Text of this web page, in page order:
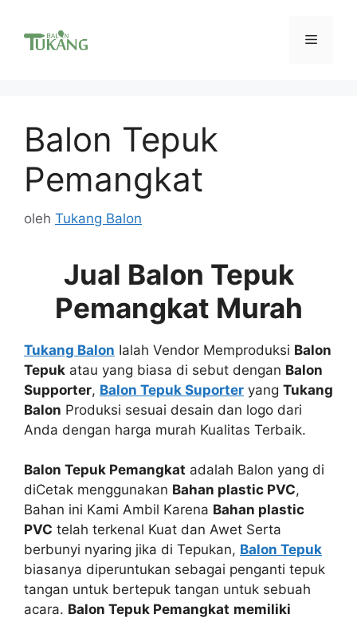
Menu
Balon Tepuk
Pemangkat
oleh Tukang Balon
Jual Balon Tepuk
Pemangkat Murah
Tukang Balon Ialah Vendor Memproduksi Balon
Tepuk atau yang biasa di sebut dengan Balon
Supporter, Balon Tepuk Suporter yang Tukang
Balon Produksi sesuai desain dan logo dari
Anda dengan harga murah Kualitas Terbaik.
Balon Tepuk Pemangkat adalah Balon yang di
diCetak menggunakan Bahan plastic PVC,
Bahan ini Kami Ambil Karena Bahan plastic
PVC telah terkenal Kuat dan Awet Serta
berbunyi nyaring jika di Tepukan, Balon Tepuk
biasanya diperuntukan sebagai penganti tepuk
tangan untuk bertepuk tangan untuk sebuah
acara. Balon Tepuk Pemangkat memiliki